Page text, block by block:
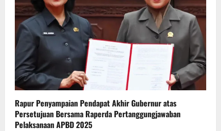
Rapur Penyampaian Pendapat Akhir Gubernur atas
Persetujuan Bersama Raperda Pertanggungjawaban
Pelaksanaan APBD 2025